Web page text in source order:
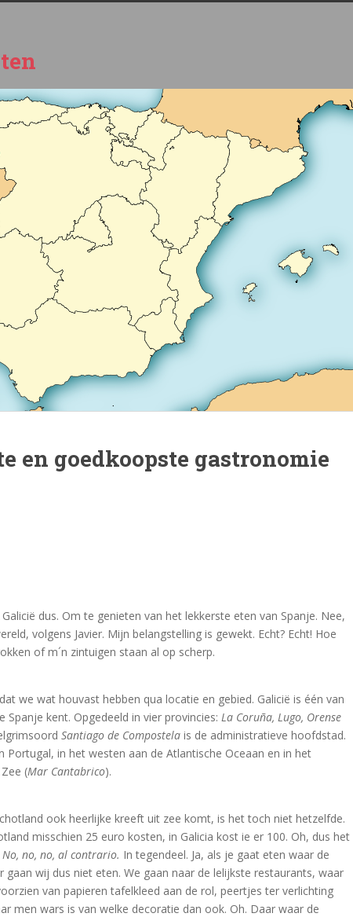
en goedkoopste gastronomie
Galicië dus. Om te genieten van het lekkerste eten van Spanje. Nee,
volgens Javier. Mijn belangstelling is gewekt. Echt? Echt! Hoe
of m´n zintuigen staan al op scherp.
we wat houvast hebben qua locatie en gebied. Galicië is één van
kent. Opgedeeld in vier provincies: La Coruña, Lugo, Orense
Santiago de Compostela is de administratieve hoofdstad.
Portugal, in het westen aan de Atlantische Oceaan en in het
(Mar Cantabrico).
ook heerlijke kreeft uit zee komt, is het toch niet hetzelfde.
misschien 25 euro kosten, in Galicia kost ie er 100. Oh, dus het
No, no, no, al contrario. In tegendeel. Ja, als je gaat eten waar de
wij dus niet eten. We gaan naar de lelijkste restaurants, waar
van papieren tafelkleed aan de rol, peertjes ter verlichting
men wars is van welke decoratie dan ook. Oh. Daar waar de